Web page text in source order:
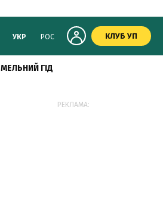
УКР РОС КЛУБ УП
ГІД
РЕКЛАМА: